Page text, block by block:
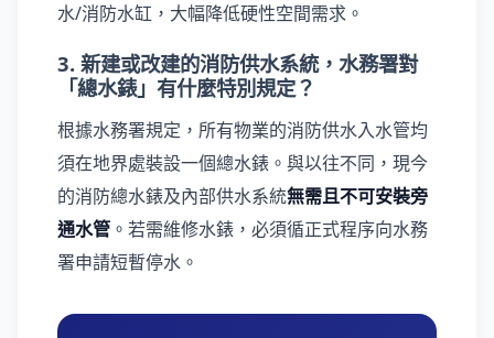
水/消防水缸，大幅降低硬性空間需求。
3. 新建或改建的消防供水系統，水務署對
「總水錶」有什麼特別規定？
根據水務署規定，所有物業的消防供水入水管均
須在地界處裝設一個總水錶。與以往不同，現今
的消防總水錶及內部供水系統無需且不可安裝旁
通水管 。若需維修水錶，必須循正式程序向水務
署申請短暫停水。